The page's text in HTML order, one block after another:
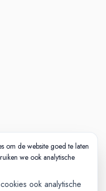
onze
onze
om de website goed te laten
we ook analytische
ook analytische